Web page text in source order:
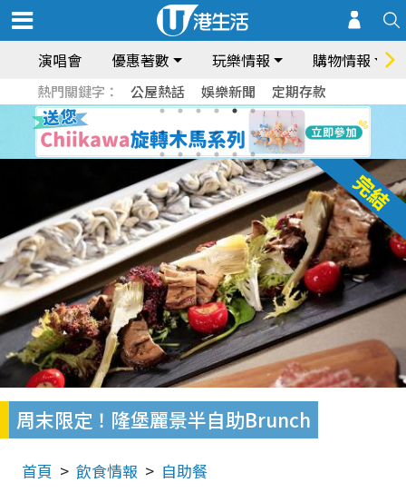
演唱會 優惠著數 玩樂情報 購物情報
熱門關鍵字： 公屋熱話 娛樂新聞 定期存款
周末限定！隆堡麗景半自助Brunch
首頁 飲食情報 自助餐